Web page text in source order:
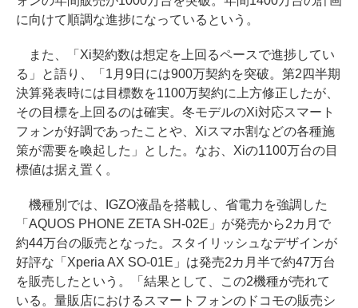
に向けて順調な進捗になっているという。
また、「Xi契約数は想定を上回るペースで進捗してい
る」と語り、「1月9日には900万契約を突破。第2四半期
決算発表時には目標数を1100万契約に上方修正したが、
その目標を上回るのは確実。冬モデルのXi対応スマート
フォンが好調であったことや、Xiスマホ割などの各種施
策が需要を喚起した」とした。なお、Xiの1100万台の目
標値は据え置く。
機種別では、IGZO液晶を搭載し、省電力を強調した
「AQUOS PHONE ZETA SH-02E」が発売から2カ月で
約44万台の販売となった。スタイリッシュなデザインが
好評な「Xperia AX SO-01E」は発売2カ月半で約47万台
を販売したという。「結果として、この2機種が売れて
いる。量販店におけるスマートフォンのドコモの販売シ